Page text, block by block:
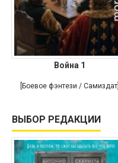
Война 1
[Боевое фэнтези / Самиздат]
ВЫБОР РЕДАКЦИИ